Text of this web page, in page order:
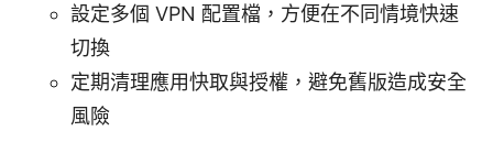
設定多個 VPN 配置檔，方便在不同情境快速
切換
定期清理應用快取與授權，避免舊版造成安全
風險